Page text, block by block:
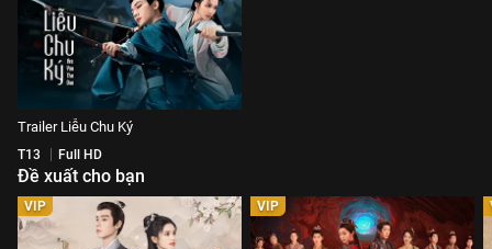
Trailer Liễu Chu Ký
T13 Full HD
Đề xuất cho bạn
VIP VIP